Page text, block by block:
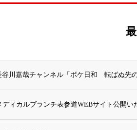
谷川嘉哉チャンネル「ボケ日和 転ばぬ先
ディカルブランチ表参道WEBサイト公開い